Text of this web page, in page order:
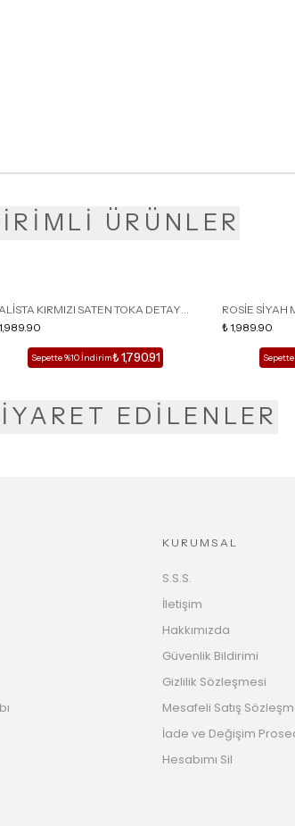
ÜRÜNLER
KIRMIZI SATEN TOKA DETAY
BURUN KADIN TOPUKLU TERLİK
Sepette %10 İndirim₺ 1,790.91
ROSİE SİYAH
DETAY
₺ 1,989.90
EDİLENLER
KURUMSAL
S.S.S.
İletişim
Hakkımızda
Güvenlik Bildirimi
Gizlilik Sözleşmesi
Mesafeli Satış
İade ve Değişim
Hesabımı Sil